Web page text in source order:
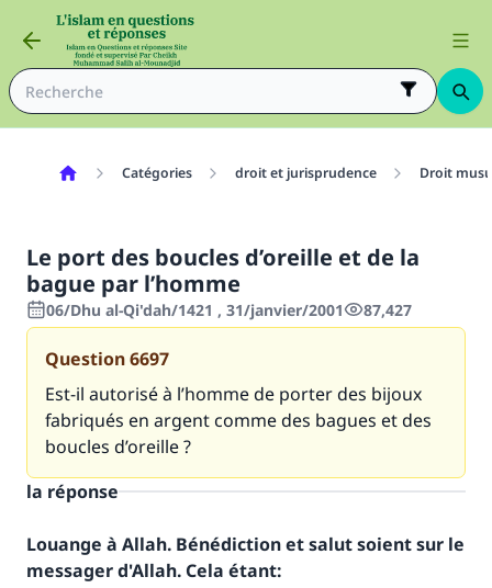
Catégories droit et jurisprudence Droit
Le port des boucles d’oreille et de la
bague par l’homme
06/Dhu al-Qi'dah/1421 , 31/janvier/2001 87,427
Question6697
Est-il autorisé à l’homme de porter des bijoux
fabriqués en argent comme des bagues et des
boucles d’oreille ?
la réponse
Louange à Allah. Bénédiction et salut soient sur le
messager d'Allah. Cela étant: